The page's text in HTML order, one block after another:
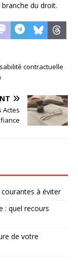
du droit.
contractuelle
Actes
à éviter
: quel recours
de votre